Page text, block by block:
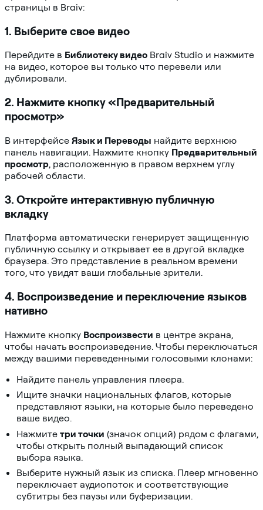
страницы в Braiv:
1. Выберите свое видео
Перейдите в Библиотеку видео Braiv Studio и нажмите
на видео, которое вы только что перевели или
дублировали.
2. Нажмите кнопку «Предварительный
просмотр»
В интерфейсе Язык и Переводы найдите верхнюю
панель навигации. Нажмите кнопку Предварительный
просмотр, расположенную в правом верхнем углу
рабочей области.
3. Откройте интерактивную публичную
вкладку
Платформа автоматически генерирует защищенную
публичную ссылку и открывает ее в другой вкладке
браузера. Это представление в реальном времени
того, что увидят ваши глобальные зрители.
4. Воспроизведение и переключение языков
нативно
Нажмите кнопку Воспроизвести в центре экрана,
чтобы начать воспроизведение. Чтобы переключаться
между вашими переведенными голосовыми клонами:
Найдите панель управления плеера.
Ищите значки национальных флагов, которые
представляют языки, на которые было переведено
ваше видео.
Нажмите три точки (значок опций) рядом с флагами,
чтобы открыть полный выпадающий список
выбора языка.
Выберите нужный язык из списка. Плеер мгновенно
переключает аудиопоток и соответствующие
субтитры без паузы или буферизации.